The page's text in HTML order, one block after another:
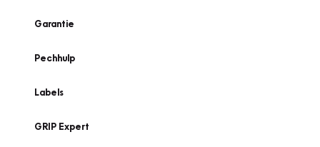
Garantie
Pechhulp
Labels
GRIP Expert